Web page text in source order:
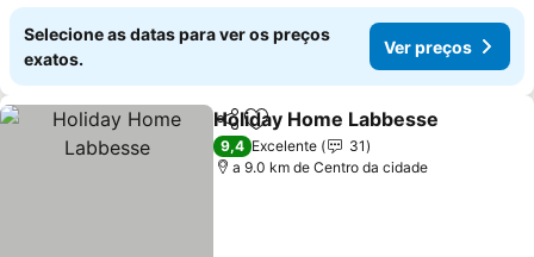
Selecione as datas para ver os preços
exatos.
Ver preços
PartilharAdicionar aos favoritos
Holiday Home Labbesse
9,4 Excelente
31
a 9.0 km de Centro da cidade